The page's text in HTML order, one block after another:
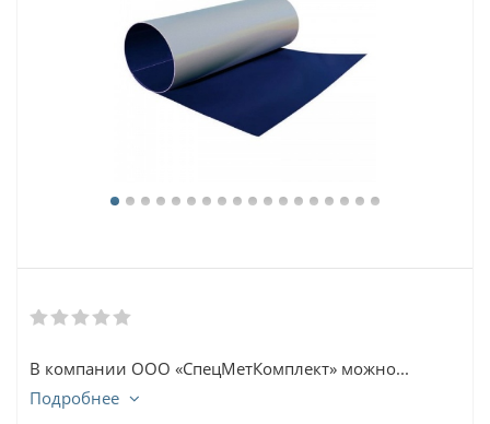
В компании ООО «СпецМетКомплект» можно...
Подробнее